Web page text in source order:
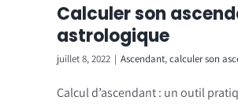
Calculer son
astrologique
juillet 8, 2022 | Ascendant,calculer son
Calcul d’ascendant : un outil